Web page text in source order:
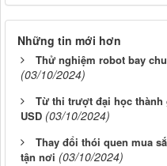
Những tin mới hơn
Thử nghiệm robot bay
(03/10/2024)
Từ thi trượt đại học thành
USD (03/10/2024)
Thay đổi thói quen mua
tận nơi (03/10/2024)